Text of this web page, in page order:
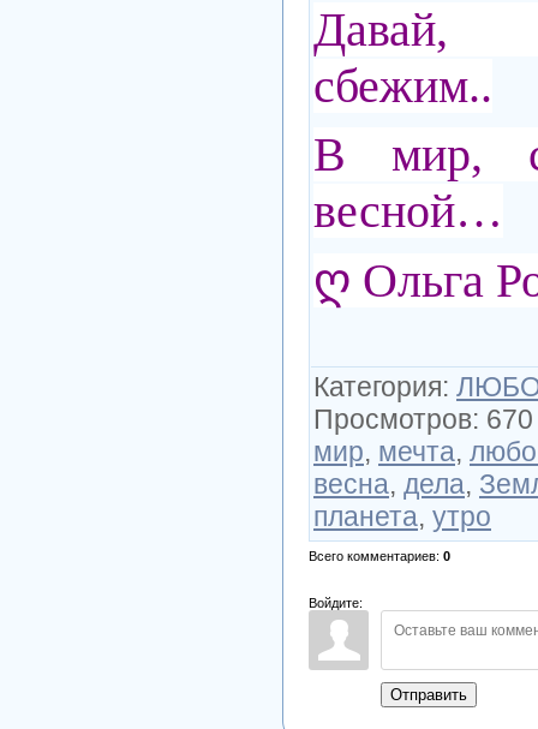
Давай,
сбежим..
В мир, с
весной…
ღ Ольга
Категория:
Просмотров: 670
мир, мечта,
весна, дела,
планета, утро
Всего комментариев: 0
Войдите:
Отправить